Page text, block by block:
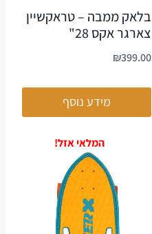
בלאק ממבה – טראקשיין
צארגר אקס 28"
₪399.00
מידע נוסף